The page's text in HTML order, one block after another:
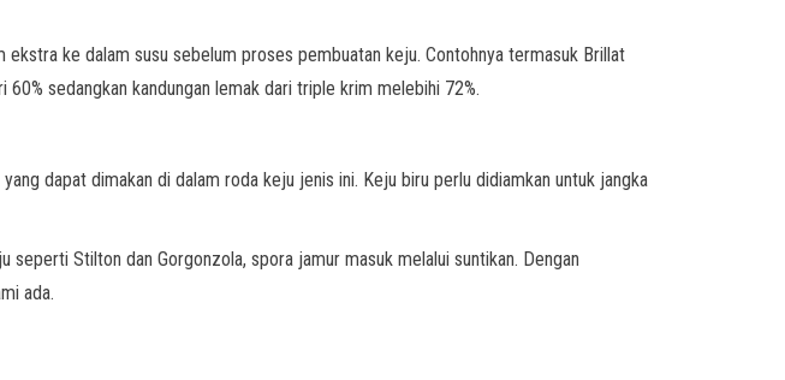
ke dalam susu sebelum proses pembuatan keju. Contohnya termasuk Brillat
sedangkan kandungan lemak dari triple krim melebihi 72%.
dapat dimakan di dalam roda keju jenis ini. Keju biru perlu didiamkan untuk jangka
Stilton dan Gorgonzola, spora jamur masuk melalui suntikan. Dengan
ada.